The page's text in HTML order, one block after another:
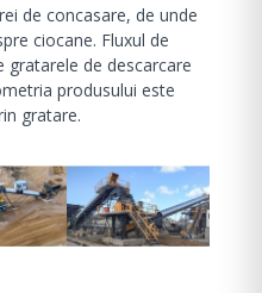
de concasare, de unde
ciocane. Fluxul de
de descarcare
produsului este
gratare.